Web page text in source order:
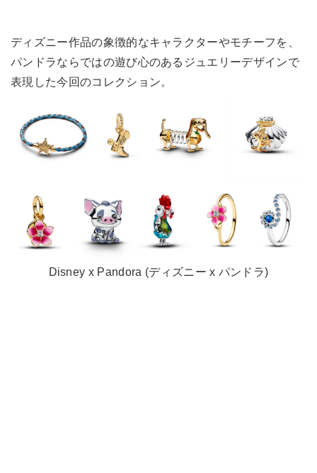
ディズニー作品の象徴的なキャラクターやモチーフを、
パンドラならではの遊び心のあるジュエリーデザインで
表現した今回のコレクション。
Disney x Pandora (ディズニー x パンドラ)